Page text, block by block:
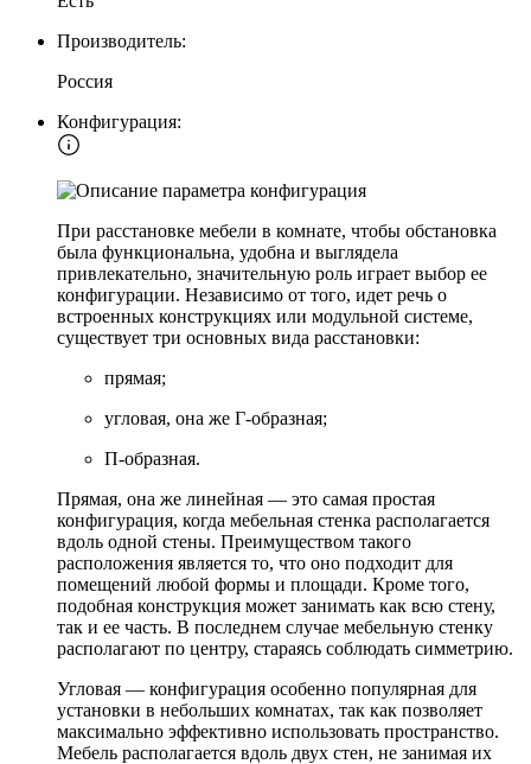
Производитель:
Россия
Конфигурация:
При расстановке мебели в комнате, чтобы обстановка
была функциональна, удобна и выглядела
привлекательно, значительную роль играет выбор ее
конфигурации. Независимо от того, идет речь о
встроенных конструкциях или модульной системе,
существует три основных вида расстановки:
прямая;
угловая, она же Г-образная;
П-образная.
Прямая, она же линейная — это самая простая
конфигурация, когда мебельная стенка располагается
вдоль одной стены. Преимуществом такого
расположения является то, что оно подходит для
помещений любой формы и площади. Кроме того,
подобная конструкция может занимать как всю стену,
так и ее часть. В последнем случае мебельную стенку
располагают по центру, стараясь соблюдать симметрию.
Угловая — конфигурация особенно популярная для
установки в небольших комнатах, так как позволяет
максимально эффективно использовать пространство.
Мебель располагается вдоль двух стен, не занимая их